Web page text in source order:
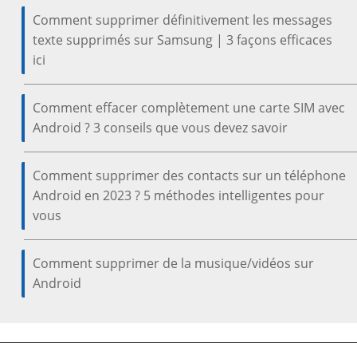
Comment supprimer définitivement les messages
texte supprimés sur Samsung | 3 façons efficaces
ici
Comment effacer complètement une carte SIM avec
Android ? 3 conseils que vous devez savoir
Comment supprimer des contacts sur un téléphone
Android en 2023 ? 5 méthodes intelligentes pour
vous
Comment supprimer de la musique/vidéos sur
Android